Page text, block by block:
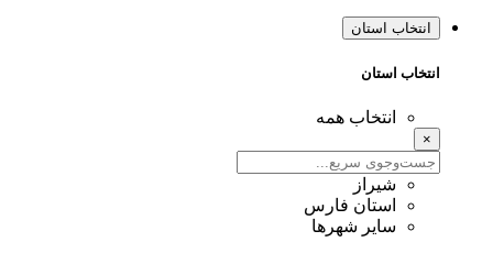
انتخاب استان
انتخاب استان
انتخاب همه
×
شیراز
استان فارس
سایر شهرها